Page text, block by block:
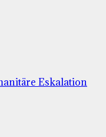
Eskalation